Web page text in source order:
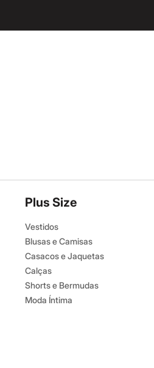
Plus Size
Vestidos
Blusas e Camisas
Casacos e Jaquetas
Calças
Shorts e Bermudas
Moda Íntima